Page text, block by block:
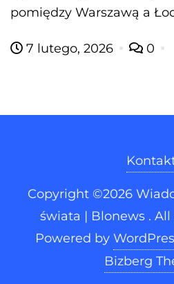
pomiędzy Warszawą a
7 lutego, 2026 0
Copyright ©2026
świata | Blonews .
Powered by
Bizberg